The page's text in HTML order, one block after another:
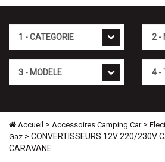
Accueil > Accessoires Camping Car>
Gaz > CONVERTISSEURS 12V 220/230V
CARAVANE